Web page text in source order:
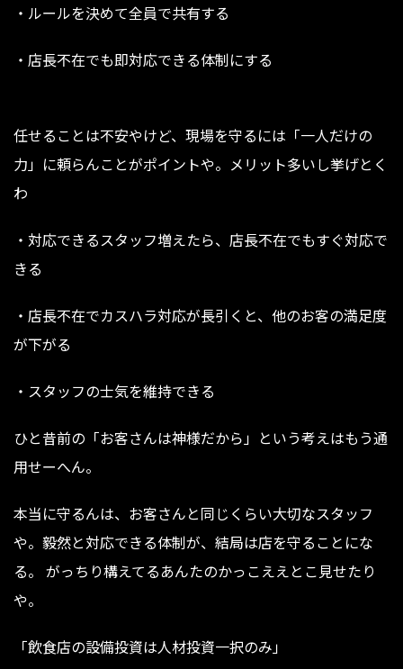
・ルールを決めて全員で共有する
・店長不在でも即対応できる体制にする
任せることは不安やけど、現場を守るには「一人だけの
力」に頼らんことがポイントや。メリット多いし挙げとく
わ
・対応できるスタッフ増えたら、店長不在でもすぐ対応で
きる
・店長不在でカスハラ対応が長引くと、他のお客の満足度
が下がる
・スタッフの士気を維持できる
ひと昔前の「お客さんは神様だから」という考えはもう通
用せーへん。
本当に守るんは、お客さんと同じくらい大切なスタッフ
や。毅然と対応できる体制が、結局は店を守ることにな
る。 がっちり構えてるあんたのかっこええとこ見せたり
や。
「飲食店の設備投資は人材投資一択のみ」